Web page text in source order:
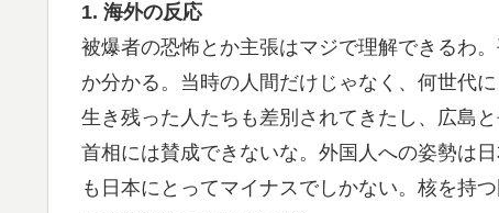
1. 海外の反応
被爆者の恐怖とか主張はマジで理解できるわ
か分かる。当時の人間だけじゃなく、何世代
生き残った人たちも差別されてきたし、広島
首相には賛成できないな。外国人への姿勢は
も日本にとってマイナスでしかない。核を持